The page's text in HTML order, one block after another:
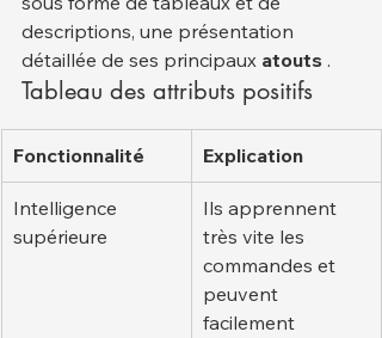
descriptions, une présentation
détaillée de ses principaux atouts .
Tableau des attributs positifs
Fonctionnalité Explication
Intelligence
supérieure
Ils apprennent
très vite les
commandes et
peuvent
facilement